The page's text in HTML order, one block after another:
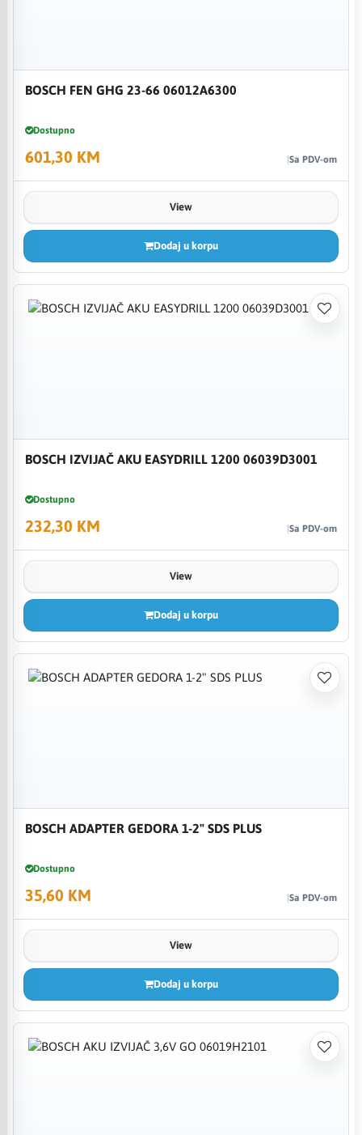
BOSCH FEN GHG 23-66 06012A6300
Dostupno
601,30 KM Sa PDV-om
View
Dodaj u korpu
BOSCH IZVIJAČ AKU EASYDRILL 1200 06039D3001
Dostupno
232,30 KM Sa PDV-om
View
Dodaj u korpu
BOSCH ADAPTER GEDORA 1-2" SDS PLUS
Dostupno
35,60 KM Sa PDV-om
View
Dodaj u korpu